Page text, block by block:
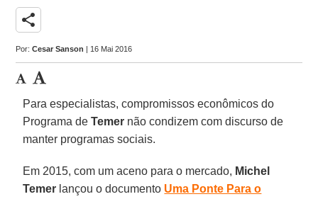
share
Por:Cesar Sanson | 16 Mai 2016
Para especialistas, compromissos econômicos do
Programa deTemer não condizem com discurso de
manter programas sociais.
Em 2015, com um aceno para o mercado, Michel
Temer lançou o documento Uma Ponte Para o